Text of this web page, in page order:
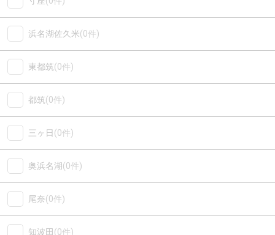
浜名湖佐久米(0件)
東都筑(0件)
都筑(0件)
三ヶ日 (0件)
奥浜名湖(0件)
尾奈(0件)
知波田 (0件)